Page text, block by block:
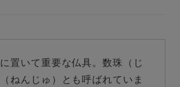
置いて重要な仏具。数珠（じ
ねんじゅ）とも呼ばれていま